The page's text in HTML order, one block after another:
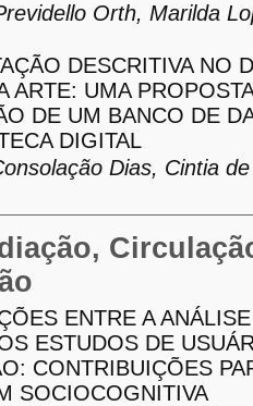
Orth, Marilda
DESCRITIVA NO
ARTE: UMA
DE UM BANCO DE
DIGITAL
Dias, Cintia
ENTRE A
ESTUDOS DE
CONTRIBUIÇÕES
SOCIOCOGNITIVA